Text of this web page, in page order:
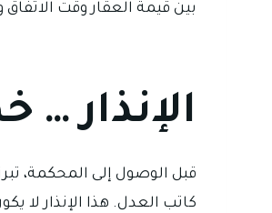
بين قيمة العقار وقت
الإنذار
قبل الوصول إلى المحكمة،
كاتب العدل. هذا الإنذار لا